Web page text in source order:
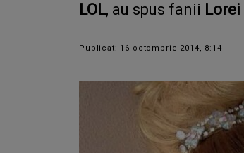
LOL, au spus fanii Lorei
Publicat: 16 octombrie 2014, 8:14